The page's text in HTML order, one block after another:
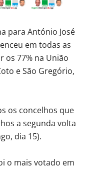
para António José
em todas as
os 77% na União
e São Gregório,
os concelhos que
a segunda volta
dia 15).
o mais votado em